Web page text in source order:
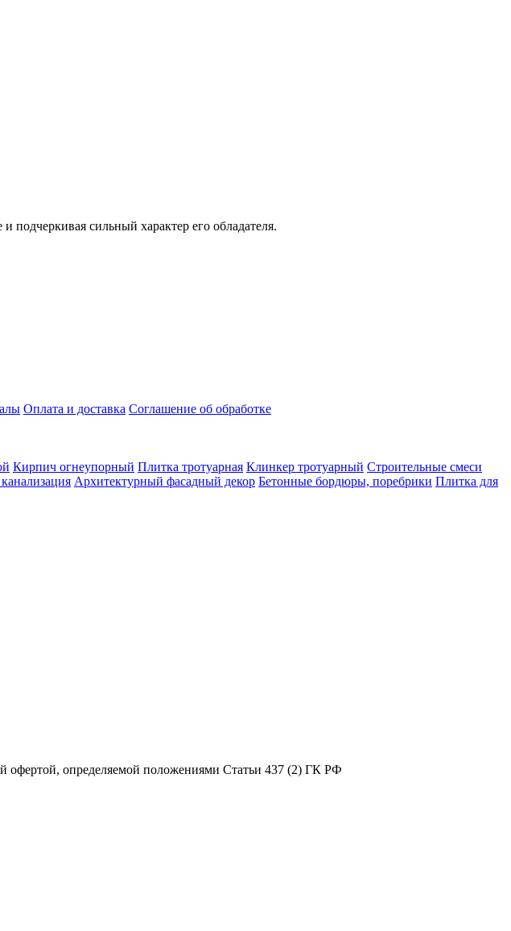
сильный характер его обладателя.
Оплата и доставка Соглашение об обработке
Кирпич огнеупорный Плитка тротуарная Клинкер тротуарный Строительные смеси
Архитектурный фасадный декор Бетонные бордюры, поребрики Плитка для
офертой, определяемой положениями Статьи 437 (2) ГК РФ